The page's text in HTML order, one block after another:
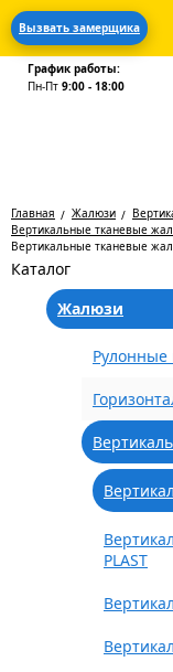
Вызвать замерщика
График работы:
Пн-Пт 9:00 - 18:00
Главная Жалюзи
Вертикальные тканевые
Вертикальные тканевые
Каталог
Жалюзи
PLAST